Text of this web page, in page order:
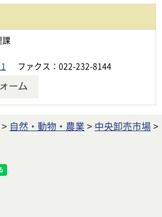
ファクス：022-232-8144
> 自然・動物・農業 > 中央卸売市場>